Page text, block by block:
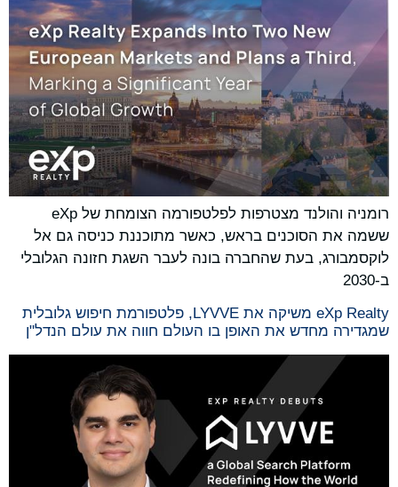
רומניה והולנד מצטרפות לפלטפורמה הצומחת של eXp
ששמה את הסוכנים בראש, כאשר מתוכננת כניסה גם אל
לוקסמבורג, בעת שהחברה בונה לעבר השגת חזונה הגלובלי
ב-2030
eXp Realty משיקה את LYVVE, פלטפורמת חיפוש גלובלית
שמגדירה מחדש את האופן בו העולם חווה את עולם הנדל"ן